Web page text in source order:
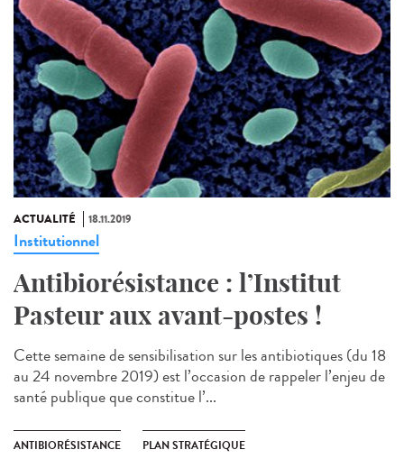
ACTUALITÉ 18.11.2019
Institutionnel
Antibiorésistance : l’Institut
Pasteur aux avant-postes !
Cette semaine de sensibilisation sur les antibiotiques (du 18
au 24 novembre 2019) est l’occasion de rappeler l’enjeu de
santé publique que constitue l’...
ANTIBIORÉSISTANCE PLAN STRATÉGIQUE